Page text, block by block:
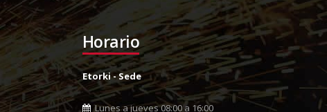
Horario
Etorki - Sede
Lunes a jueves 08:00 a 16:00